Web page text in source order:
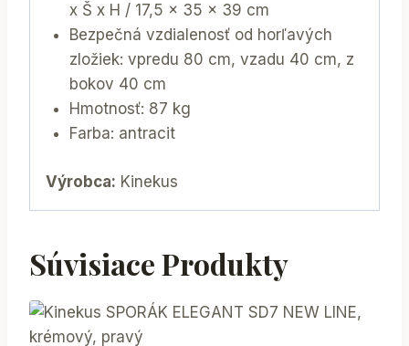
x Š x H / 17,5 x 35 x 39 cm
Bezpečná vzdialenosť od horľavých
zložiek: vpredu 80 cm, vzadu 40 cm, z
bokov 40 cm
Hmotnosť: 87 kg
Farba: antracit
Výrobca: Kinekus
Súvisiace Produkty